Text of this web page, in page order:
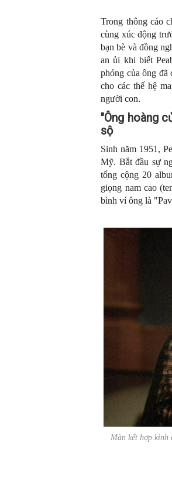
Trong thông cáo
cùng xúc động
bạn bè và đồng
an ủi khi biết
phóng của ông đã
cho các thế hệ
người con.
"Ông hoàng
sộ
Sinh năm 1951,
Mỹ. Bắt đầu sự
tổng cộng 20
giọng nam cao
bình ví ông là
Màn kết hợp kinh